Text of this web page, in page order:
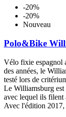
-20%
-20%
Nouveau
Polo&Bike
Vélo fixie espagnol
des années, le
testé lors de
Le Williamsburg
avec lequel ils filent
Avec l'édition 2017,